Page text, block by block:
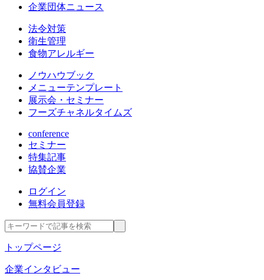
企業団体ニュース
法令対策
衛生管理
食物アレルギー
ノウハウブック
メニューテンプレート
展示会・セミナー
フーズチャネルタイムズ
conference
セミナー
特集記事
協賛企業
ログイン
無料会員登録
トップページ
企業インタビュー